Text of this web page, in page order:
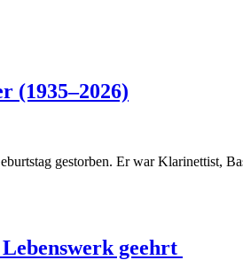
(1935–2026)
gestorben. Er war Klarinettist,
geehrt